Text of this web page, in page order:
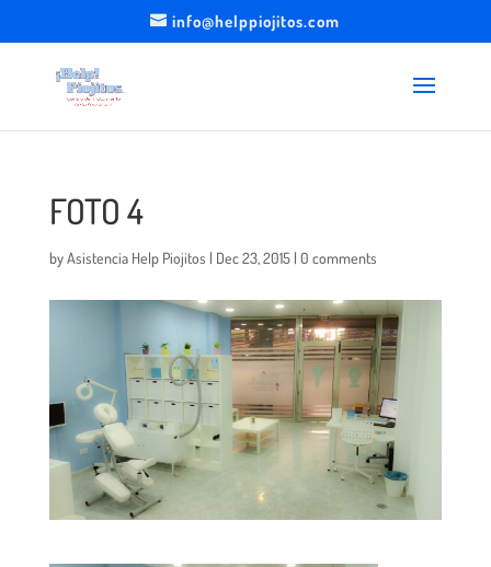
info@helppiojitos.com
FOTO 4
byAsistencia Help Piojitos | Dec 23, 2015| 0 comments